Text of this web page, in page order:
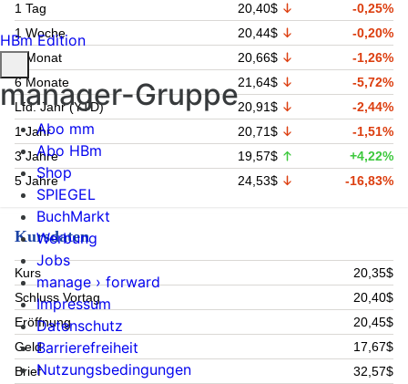
1 Tag
20,40$
-0,25%
1 Woche
20,44$
-0,20%
1 Monat
20,66$
-1,26%
6 Monate
21,64$
-5,72%
Lfd. Jahr (YTD)
20,91$
-2,44%
1 Jahr
20,71$
-1,51%
3 Jahre
19,57$
+4,22%
5 Jahre
24,53$ -16,83%
Kursdaten
Kurs
20,35$
Schluss Vortag
20,40$
Eröffnung
20,45$
Geld
17,67$
Brief
32,57$
HBm Edition
manager-Gruppe
Abo mm
Abo HBm
Shop
SPIEGEL
BuchMarkt
Werbung
Jobs
manage › forward
Impressum
Datenschutz
Barrierefreiheit
Nutzungsbedingungen